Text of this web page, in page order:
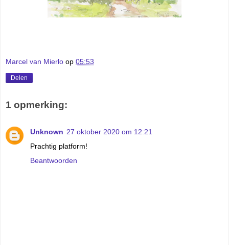
Marcel van Mierlo op 05:53
Delen
1 opmerking:
Unknown 27 oktober 2020 om 12:21
Prachtig platform!
Beantwoorden